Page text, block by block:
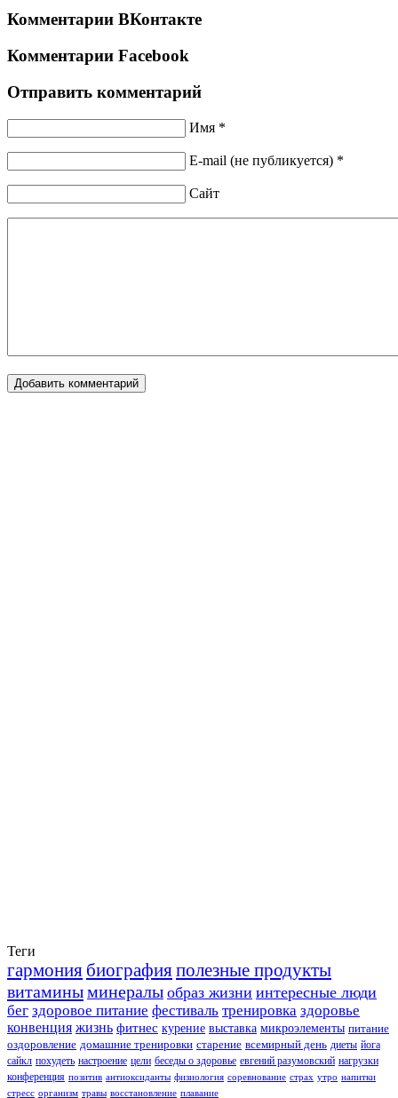
Комментарии ВКонтакте
Комментарии Facebook
Отправить комментарий
Имя *
E-mail (не публикуется) *
Сайт
Теги
гармония биографияполезные продукты
витаминыминералы образ жизни интересные люди
бег здоровое питание фестиваль тренировка здоровье
конвенция жизнь фитнес курение выставка микроэлементы питание
оздоровление домашние тренировки старение всемирный день диеты йога
сайкл похудеть настроение цели беседы о здоровье евгений разумовский нагрузки
конференция позитив антиоксиданты физиология соревнование страх утро напитки
стресс организм травы восстановление плавание